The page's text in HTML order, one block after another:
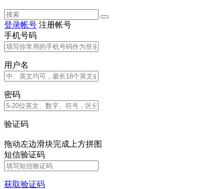
登录帐号 注册帐号
手机号码
用户名
密码
验证码
拖动左边滑块完成上方拼图
短信验证码
获取验证码